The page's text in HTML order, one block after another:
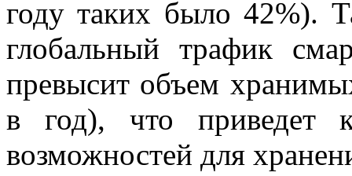
году таких было 42%).
глобальный трафик
превысит объем
в год), что приведет
возможностей для